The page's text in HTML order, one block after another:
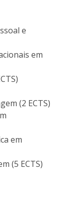
e
em
(2 ECTS)
em
(5 ECTS)